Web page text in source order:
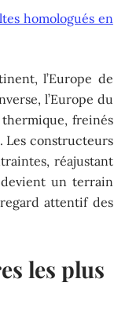
homologués en
l’Europe de
l’Europe du
freinés
Les constructeurs
réajustant
un terrain
attentif des
les plus